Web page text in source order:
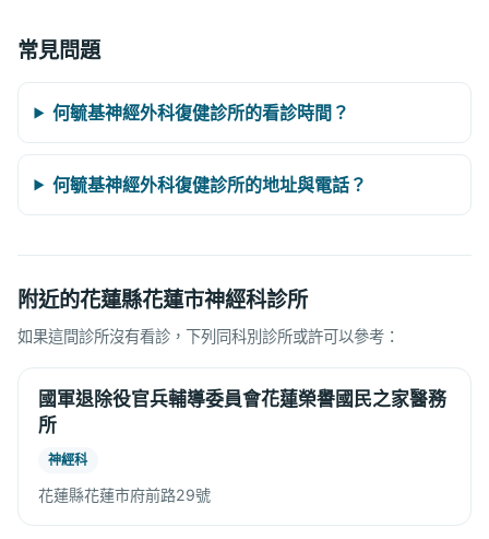
常見問題
何毓基神經外科復健診所的看診時間？
何毓基神經外科復健診所的地址與電話？
附近的花蓮縣花蓮市神經科診所
如果這間診所沒有看診，下列同科別診所或許可以參考：
國軍退除役官兵輔導委員會花蓮榮譽國民之家醫務
所
神經科
花蓮縣花蓮市府前路29號